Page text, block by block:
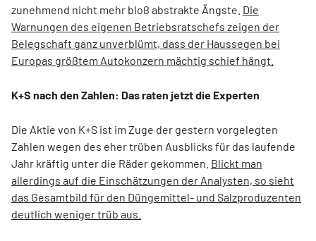
zunehmend nicht mehr bloß abstrakte Ängste. Die
Warnungen des eigenen Betriebsratschefs zeigen der
Belegschaft ganz unverblümt, dass der Haussegen bei
Europas größtem Autokonzern mächtig schief hängt.
K+S nach den Zahlen: Das raten jetzt die Experten
Die Aktie von K+S ist im Zuge der gestern vorgelegten
Zahlen wegen des eher trüben Ausblicks für das laufende
Jahr kräftig unter die Räder gekommen. Blickt man
allerdings auf die Einschätzungen der Analysten, so sieht
das Gesamtbild für den Düngemittel- und Salzproduzenten
deutlich weniger trüb aus.